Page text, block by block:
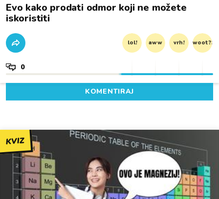
Evo kako prodati odmor koji ne možete
iskoristiti
lol! aww vrh! woot?!
0
KOMENTIRAJ
KVIZ